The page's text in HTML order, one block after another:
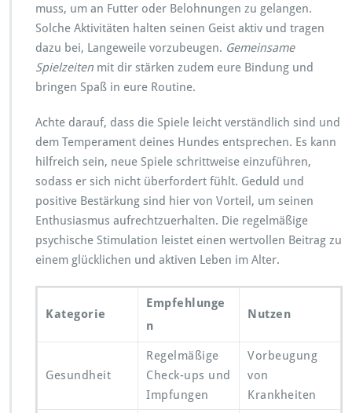
muss, um an Futter oder Belohnungen zu gelangen.
Solche Aktivitäten halten seinen Geist aktiv und tragen
dazu bei, Langeweile vorzubeugen. Gemeinsame
Spielzeiten mit dir stärken zudem eure Bindung und
bringen Spaß in eure Routine.
Achte darauf, dass die Spiele leicht verständlich sind und
dem Temperament deines Hundes entsprechen. Es kann
hilfreich sein, neue Spiele schrittweise einzuführen,
sodass er sich nicht überfordert fühlt. Geduld und
positive Bestärkung sind hier von Vorteil, um seinen
Enthusiasmus aufrechtzuerhalten. Die regelmäßige
psychische Stimulation leistet einen wertvollen Beitrag zu
einem glücklichen und aktiven Leben im Alter.
Kategorie
Empfehlunge
n
Nutzen
Gesundheit
Regelmäßige
Check-ups und
Impfungen
Vorbeugung
von
Krankheiten